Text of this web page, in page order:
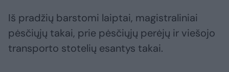
Iš pradžių barstomi laiptai, magistraliniai
pėsčiųjų takai, prie pėsčiųjų perėjų ir viešojo
transporto stotelių esantys takai.